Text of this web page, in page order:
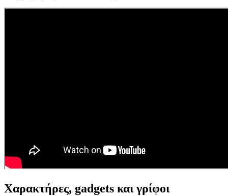
Χαρακτήρες, gadgets και γρίφοι